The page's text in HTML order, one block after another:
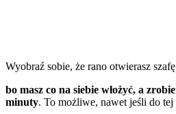
Wyobraź sobie, że rano otwierasz
bo masz co na siebie włożyć, a
minuty. To możliwe, nawet jeśli do